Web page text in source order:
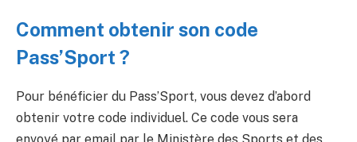
Comment obtenir son code
Pass’Sport ?
Pour bénéficier du Pass’Sport, vous devez d’abord
obtenir votre code individuel. Ce code vous sera